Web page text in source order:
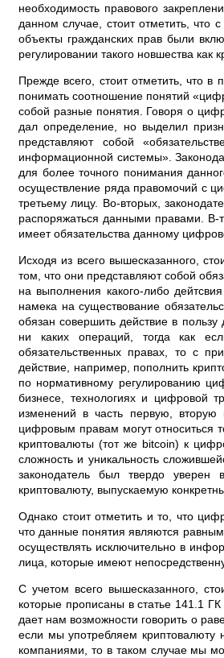
необходимость правового
данном случае, стоит отметить, что
объекты гражданских прав были
регулировании такого новшества как
Прежде всего, стоит отметить, что
понимать соотношение понятий
собой разные понятия. Говоря о
дал определение, но выделил
представляют собой
информационной системы».
для более точного понимания
осуществление ряда правомочий с
третьему лицу. Во-вторых,
распоряжаться данными правами. В-
имеет обязательства данному
Исходя из всего вышесказанного,
том, что они представляют собой
на выполнения какого-либо
намека на существование
обязан совершить действие в
ни каких операций, тогда как
обязательственных правах, то с
действие, например, пополнить
по нормативному регулированию
бизнесе, технологиях и
изменений в часть первую, вторую
цифровым правам могут относиться
криптовалюты (тот же bitcoin) к
сложность и уникальность
законодатель был твердо уверен
криптовалюту, выпускаемую
Однако стоит отметить и то, что
что данные понятия являются
осуществлять исключительно в
лица, которые имеют
С учетом всего вышесказанного,
которые прописаны в статье 141.1
дает нам возможности говорить о
если мы употребляем криптовалюту
компаниями, то в таком случае мы